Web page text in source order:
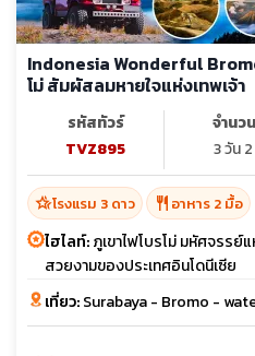
Indonesia Wonderful Bromo - แพ็คเกจทัวร์ส่วนตัว
โม่ สัมผัสลมหายใจแห่งเทพเจ้า
รหัสทัวร์
TVZ895
จำนว
3 วัน
hotel_classโรงแรม 3 ดาว restaurant อาหาร 2 มื้อ
ไฮไลท์:ภูเขาไฟโบรโม่ มหัศจรร
สวยงามของประเทศอินโดนีเซีย
เที่ยว:Surabaya - Bromo -